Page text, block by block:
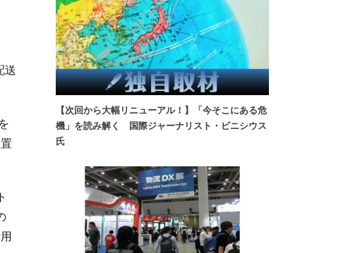
送
【次回から大幅リニューアル！】「今そこにある危
機」を読み解く 国際ジャーナリスト・ビニシウス
氏